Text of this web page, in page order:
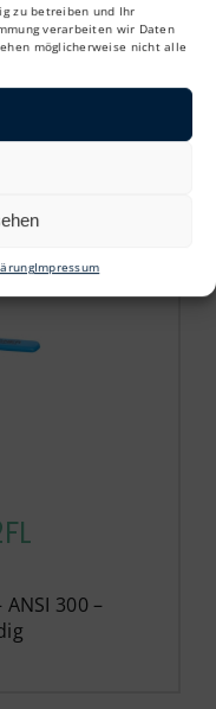
zu betreiben und Ihr
verarbeiten wir Daten
möglicherweise nicht alle
Impressum
150 –
300 –